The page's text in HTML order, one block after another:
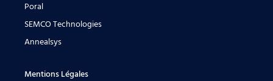
Poral
SEMCO Technologies
Annealsys
Mentions Légales